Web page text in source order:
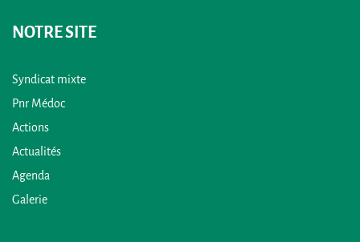
NOTRE SITE
Syndicat mixte
Pnr Médoc
Actions
Actualités
Agenda
Galerie